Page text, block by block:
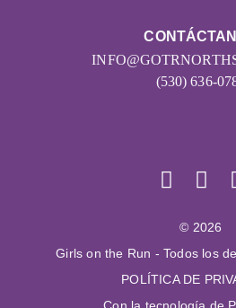
(530) 636-
© 2026
Girls on the Run - Todos los
POLÍTICA DE